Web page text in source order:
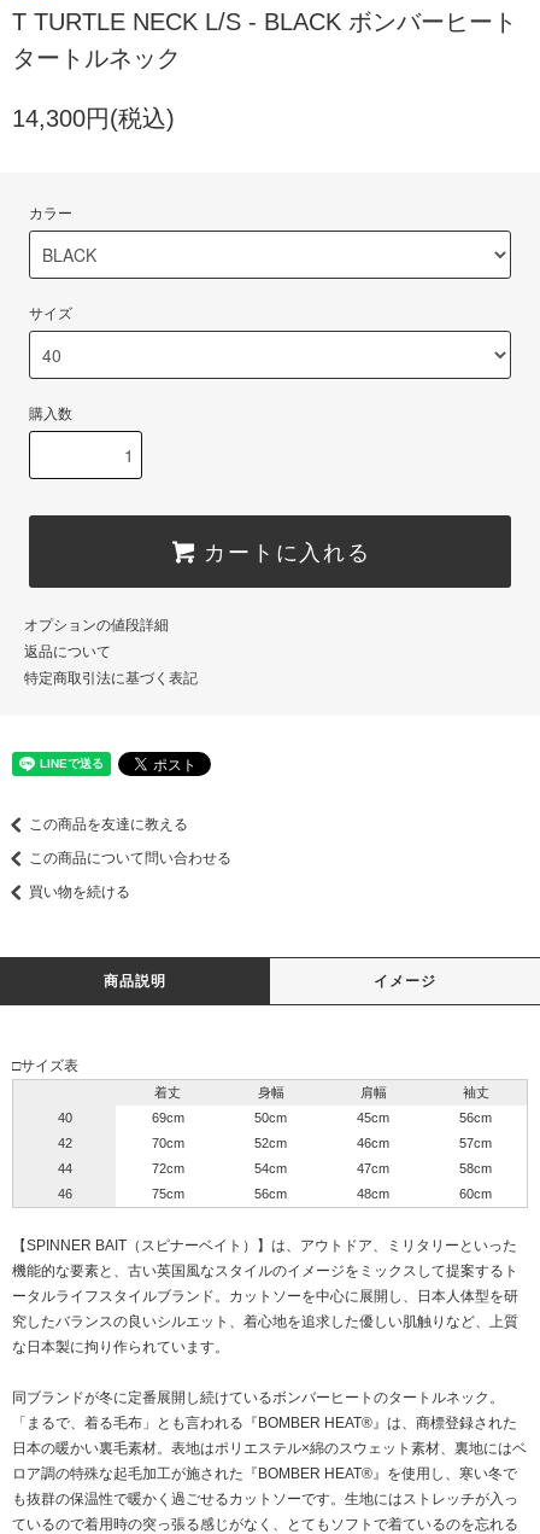
T TURTLE NECK L/S - BLACK ボンバーヒート
タートルネック
14,300円(税込)
カラー
サイズ
購入数
カートに入れる
オプションの値段詳細
返品について
特定商取引法に基づく表記
この商品を友達に教える
この商品について問い合わせる
買い物を続ける
商品説明 イメージ
□サイズ表
着丈 身幅 肩幅
袖丈
40
69cm 50cm 45cm
56cm
42
70cm 52cm 46cm
57cm
44
72cm 54cm 47cm
58cm
46
75cm 56cm 48cm 60cm
【SPINNER BAIT（スピナーベイト）】は、アウトドア、ミリタリーといった
機能的な要素と、古い英国風なスタイルのイメージをミックスして提案するト
ータルライフスタイルブランド。カットソーを中心に展開し、日本人体型を研
究したバランスの良いシルエット、着心地を追求した優しい肌触りなど、上質
な日本製に拘り作られています。
同ブランドが冬に定番展開し続けているボンバーヒートのタートルネック。
「まるで、着る毛布」とも言われる『BOMBER HEAT®』は、商標登録された
日本の暖かい裏毛素材。表地はポリエステル×綿のスウェット素材、裏地にはベ
ロア調の特殊な起毛加工が施された『BOMBER HEAT®』を使用し、寒い冬で
も抜群の保温性で暖かく過ごせるカットソーです。生地にはストレッチが入っ
ているので着用時の突っ張る感じがなく、とてもソフトで着ているのを忘れる